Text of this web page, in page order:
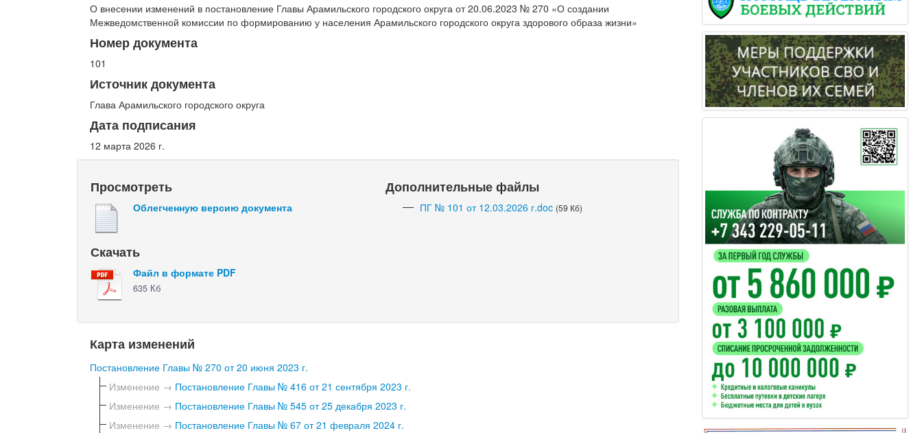
О внесении изменений в постановление Главы Арамильского городского округа от 20.06.2023 № 270 «О создании
Межведомственной комиссии по формированию у населения Арамильского городского округа здорового образа жизни»
Номер документа
101
Источник документа
Глава Арамильского городского округа
Дата подписания
12 марта 2026 г.
Просмотреть
Облегченную версию документа
Скачать
Файл в формате PDF
635 Кб
Дополнительные файлы
ПГ № 101 от 12.03.2026 г.doc (59 Кб)
Карта изменений
Постановление Главы № 270 от 20 июня 2023 г.
Изменение → Постановление Главы № 416 от 21 сентября 2023 г.
Изменение → Постановление Главы № 545 от 25 декабря 2023 г.
Изменение → Постановление Главы № 67 от 21 февраля 2024 г.